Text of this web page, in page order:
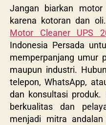
Jangan biarkan
karena kotoran dan
Motor Cleaner UPS
Indonesia Persada
memperpanjang umur
maupun industri.
telepon, WhatsApp,
dan konsultasi produk.
berkualitas dan
menjadi mitra